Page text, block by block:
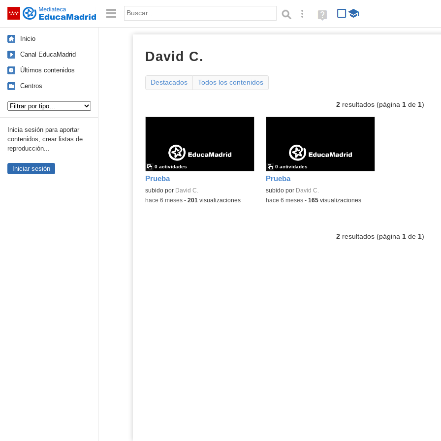
Saltar navegación Palabra o frase: Búsqueda avanzada
Ayuda
(en
Inicio
Canal EducaMadrid
Últimos contenidos
Centros
Inicia sesión para aportar
contenidos, crear listas de
reproducción...
Iniciar sesión
David C.
Destacados Todos los contenidos
2resultados (página 1de 1)
Prueba
subido por David C.
0 actividades
-hace 6 meses- 201 visualizaciones
Prueba
subido por David C.
0 actividades
-hace 6 meses- 165visualizaciones
2resultados (página 1de 1)